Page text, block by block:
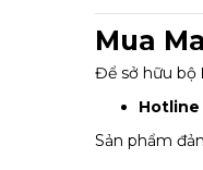
Mua
Để sở hữu bộ
Hotline
Sản phẩm